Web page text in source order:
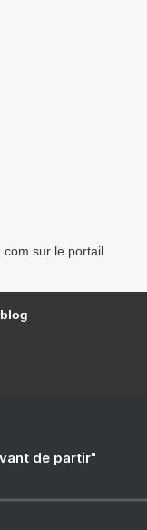
sur le portail
de partir"